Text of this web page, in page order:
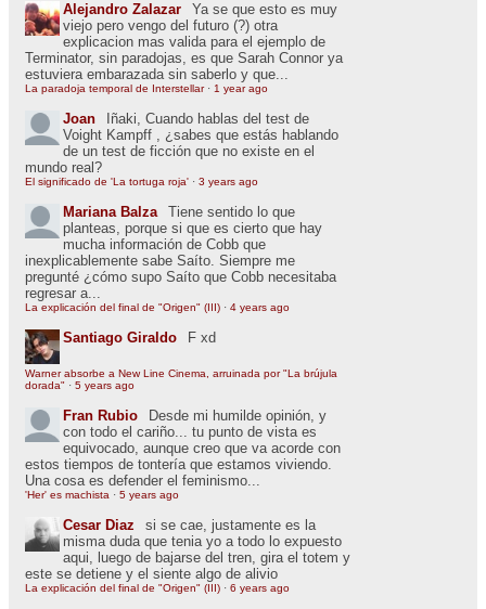
Alejandro Zalazar
Ya se que esto es muy
viejo pero vengo del futuro (?) otra
explicacion mas valida para el ejemplo de
Terminator, sin paradojas, es que Sarah Connor ya
estuviera embarazada sin saberlo y que...
La paradoja temporal de Interstellar· 1 year ago
Joan
Iñaki, Cuando hablas del test de
Voight Kampff , ¿sabes que estás hablando
de un test de ficción que no existe en el
mundo real?
El significado de 'La tortuga roja' · 3 years ago
Mariana Balza
Tiene sentido lo que
planteas, porque si que es cierto que hay
mucha información de Cobb que
inexplicablemente sabe Saíto. Siempre me
pregunté ¿cómo supo Saíto que Cobb necesitaba
regresar a...
La explicación del final de "Origen" (III) · 4 years ago
Santiago Giraldo F xd
Warner absorbe a New Line Cinema, arruinada por "La brújula
dorada" · 5 years ago
Fran Rubio
Desde mi humilde opinión, y
con todo el cariño... tu punto de vista es
equivocado, aunque creo que va acorde con
estos tiempos de tontería que estamos viviendo.
Una cosa es defender el feminismo...
'Her' es machista · 5 years ago
Cesar Diaz
si se cae, justamente es la
misma duda que tenia yo a todo lo expuesto
aqui, luego de bajarse del tren, gira el totem y
este se detiene y el siente algo de alivio
La explicación del final de "Origen" (III) · 6 years ago